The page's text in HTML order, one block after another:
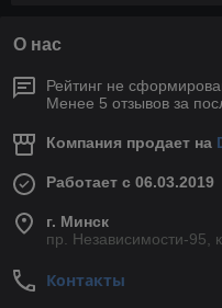
О нас
Рейтинг не
Менее 5 отзывов за
Компания продает на
Работает с 06.03.2019
г. Минск
пр. Независимости-95,
Контакты